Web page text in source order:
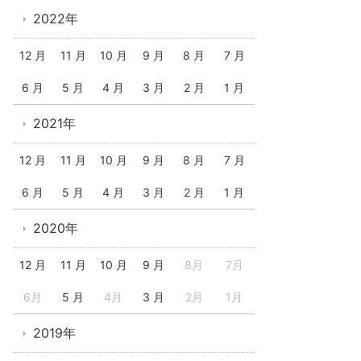
2022年
12 月 11 月 10 月 9 月 8 月 7 月
6 月 5 月 4 月 3 月 2 月 1 月
2021年
12 月 11 月 10 月 9 月 8 月 7 月
6 月 5 月 4 月 3 月 2 月 1 月
2020年
12 月 11 月 10 月 9 月 8月 7月
6月 5 月 4月 3 月 2月 1月
2019年